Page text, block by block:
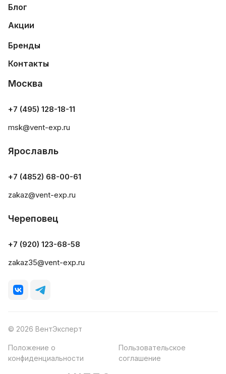
Блог
Акции
Бренды
Контакты
Москва
+7 (495) 128-18-11
msk@vent-exp.ru
Ярославль
+7 (4852) 68-00-61
zakaz@vent-exp.ru
Череповец
+7 (920) 123-68-58
zakaz35@vent-exp.ru
© 2026 ВентЭксперт
Положение о
конфиденциальности
Пользовательское
соглашение